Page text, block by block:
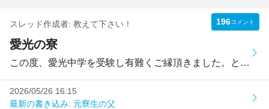
スレッド作成者: 教えて下さい！ 196コメント
愛光の寮
この度、愛光中学を受験し有難くご縁頂きました。ところがい...
2026/05/26 16:15
最新の書き込み: 元寮生の父